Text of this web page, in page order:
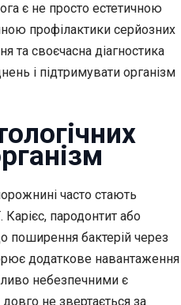
є не просто естетичною
профілактики серйозних
та своєчасна діагностика
і підтримувати організм
часто стають
Карієс, пародонтит або
поширення бактерій через
додаткове навантаження
небезпечними є
не звертається за